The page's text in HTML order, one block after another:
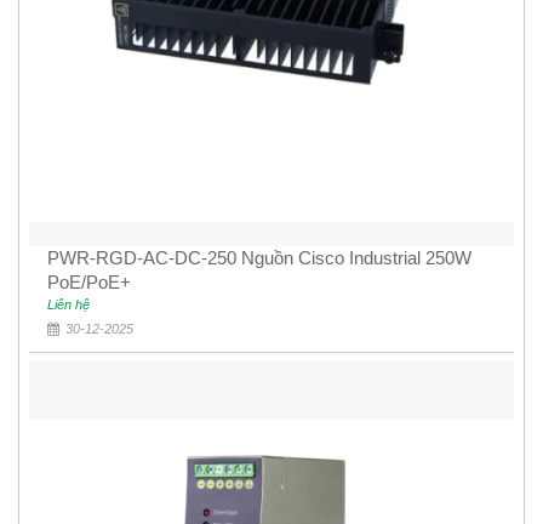
PWR-RGD-AC-DC-250 Nguồn Cisco Industrial 250W
PoE/PoE+
Liên hệ
30-12-2025